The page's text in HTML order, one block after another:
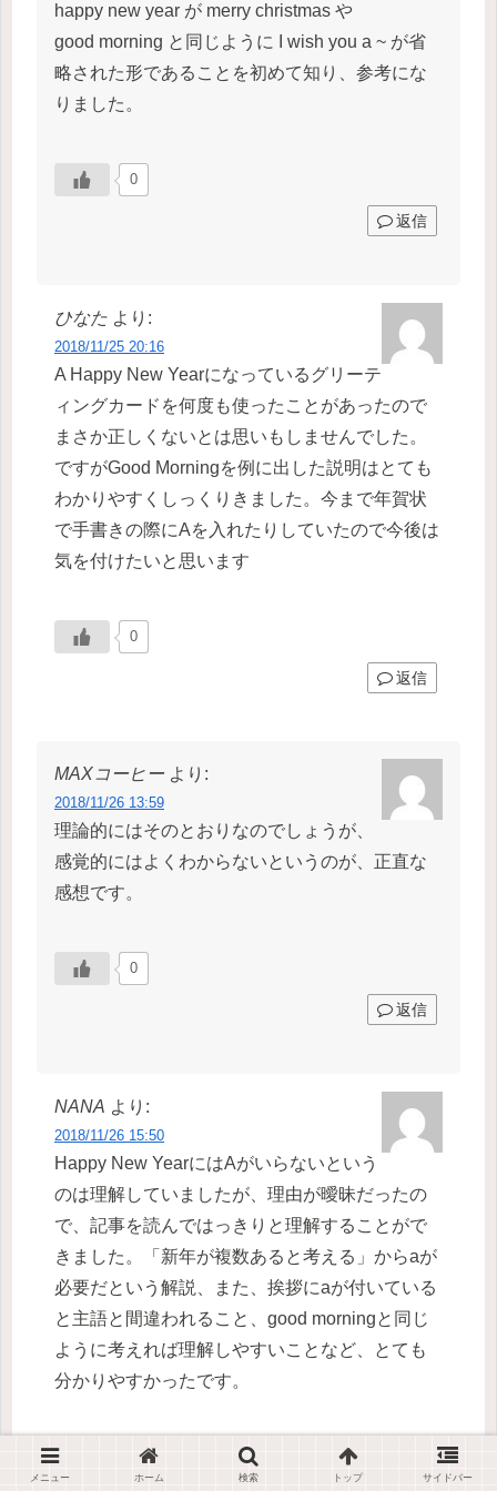
happy new year が merry christmas や
good morning と同じように I wish you a ~ が省
略された形であることを初めて知り、参考にな
りました。
0
返信
ひなた より:
2018/11/25 20:16
A Happy New Yearになっているグリーテ
ィングカードを何度も使ったことがあったので
まさか正しくないとは思いもしませんでした。
ですがGood Morningを例に出した説明はとても
わかりやすくしっくりきました。今まで年賀状
で手書きの際にAを入れたりしていたので今後は
気を付けたいと思います
0
返信
MAXコーヒー より:
2018/11/26 13:59
理論的にはそのとおりなのでしょうが、
感覚的にはよくわからないというのが、正直な
感想です。
0
返信
NANA より:
2018/11/26 15:50
Happy New YearにはAがいらないという
のは理解していましたが、理由が曖昧だったの
で、記事を読んではっきりと理解することがで
きました。「新年が複数あると考える」からaが
必要だという解説、また、挨拶にaが付いている
と主語と間違われること、good morningと同じ
ように考えれば理解しやすいことなど、とても
分かりやすかったです。
メニュー ホーム 検索 トップ サイドバー